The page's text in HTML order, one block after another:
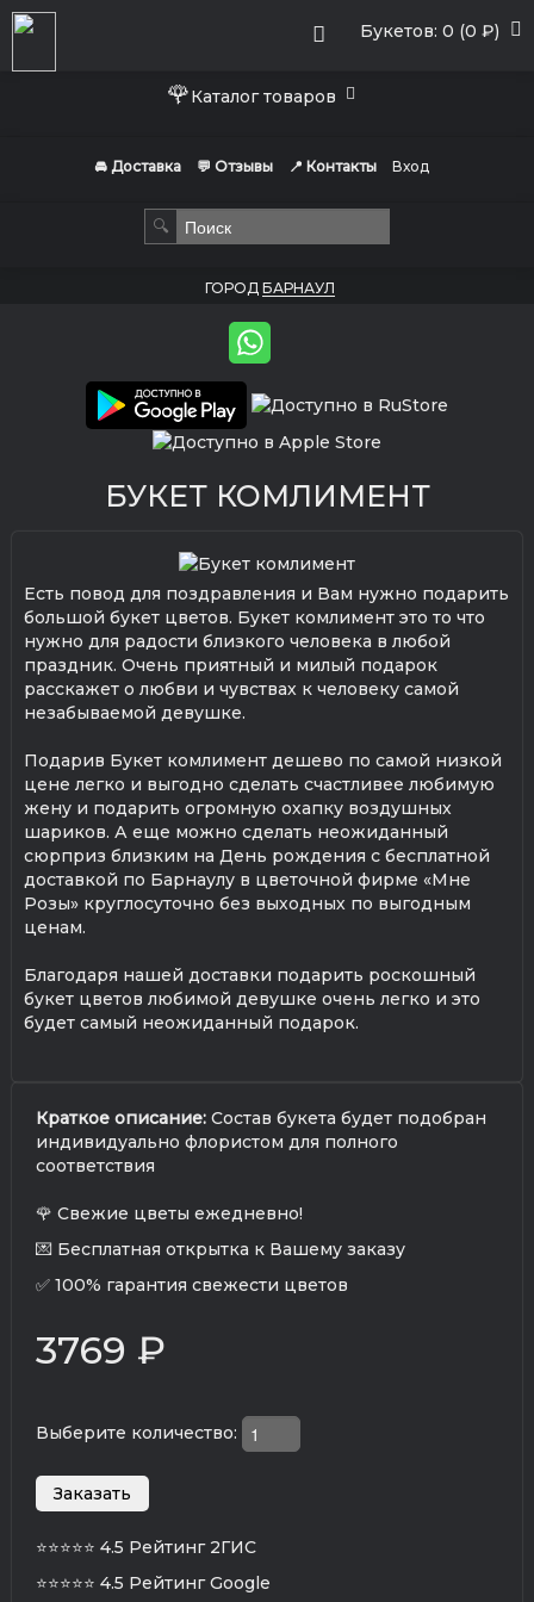
Букетов: 0 (0 ₽)
🌹Каталог товаров
🚘 Доставка 💬 Отзывы 📍 Контакты Вход
🔍
ГОРОД БАРНАУЛ
БУКЕТ КОМЛИМЕНТ
Есть повод для поздравления и Вам нужно подарить
большой букет цветов. Букет комлимент это то что
нужно для радости близкого человека в любой
праздник. Очень приятный и милый подарок
расскажет о любви и чувствах к человеку самой
незабываемой девушке.
Подарив Букет комлимент дешево по самой низкой
цене легко и выгодно сделать счастливее любимую
жену и подарить огромную охапку воздушных
шариков. А еще можно сделать неожиданный
сюрприз близким на День рождения с бесплатной
доставкой по Барнаулу в цветочной фирме «Мне
Розы» круглосуточно без выходных по выгодным
ценам.
Благодаря нашей доставки подарить роскошный
букет цветов любимой девушке очень легко и это
будет самый неожиданный подарок.
Краткое описание: Состав букета будет подобран
индивидуально флористом для полного
соответствия
🌹 Свежие цветы ежедневно!
💌 Бесплатная открытка к Вашему заказу
✅ 100% гарантия свежести цветов
3769 ₽
Выберите количество:
⭐⭐⭐⭐⭐ 4.5 Рейтинг 2ГИС
⭐⭐⭐⭐⭐ 4.5 Рейтинг Google